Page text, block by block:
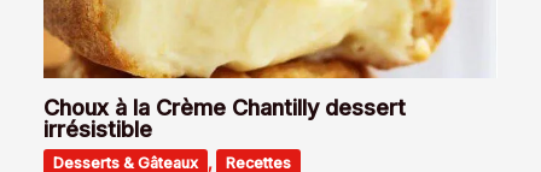
Choux à la Crème Chantilly dessert
irrésistible
Desserts & Gâteaux , Recettes